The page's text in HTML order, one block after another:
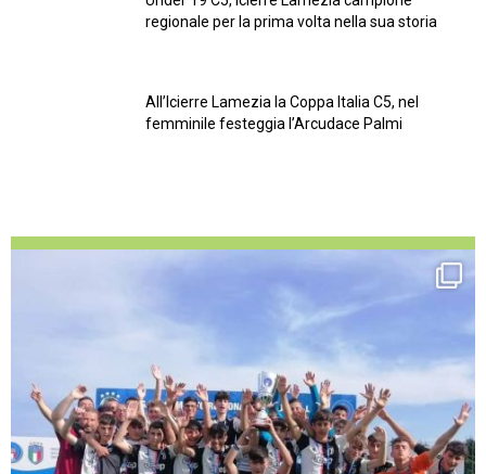
regionale per la prima volta nella sua storia
All’Icierre Lamezia la Coppa Italia C5, nel
femminile festeggia l’Arcudace Palmi